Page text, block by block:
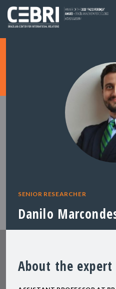
SENIOR RESEARCHER
Danilo
About the expert